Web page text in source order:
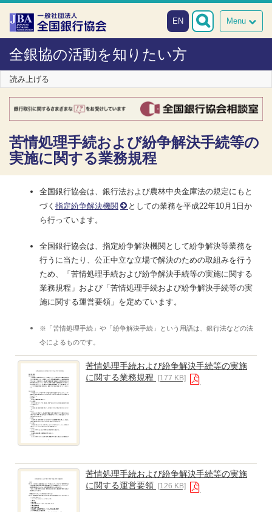
本文へスキップ
障がい者向け相談窓口
Menu
EN
全銀協の活動を知りたい方
読み上げる
苦情処理手続および紛争解決手続等の
実施に関する業務規程
全国銀行協会は、銀行法および農林中央金庫法の規定にもと
づく 指定紛争解決機関
としての業務を平成22年10月1日か
ら行っています。
全国銀行協会は、指定紛争解決機関として紛争解決等業務を
行うに当たり、公正中立な立場で解決のための取組みを行う
ため、「苦情処理手続および紛争解決手続等の実施に関する
業務規程」および「苦情処理手続および紛争解決手続等の実
施に関する運営要領」を定めています。
※「苦情処理手続」や「紛争解決手続」という用語は、銀行法などの法
令によるものです。
苦情処理手続および紛争解決手続等の実施
に関する業務規程
[177 KB]
苦情処理手続および紛争解決手続等の実施
に関する運営要領
[126 KB]